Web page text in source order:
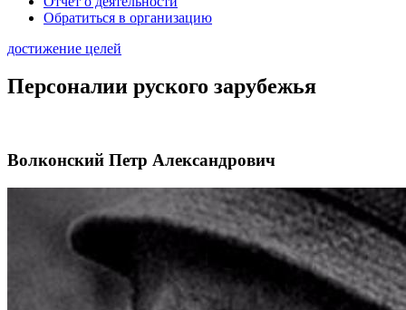
Обратиться в организацию
достижение целей
Персоналии руского зарубежья
Волконский Петр Александрович